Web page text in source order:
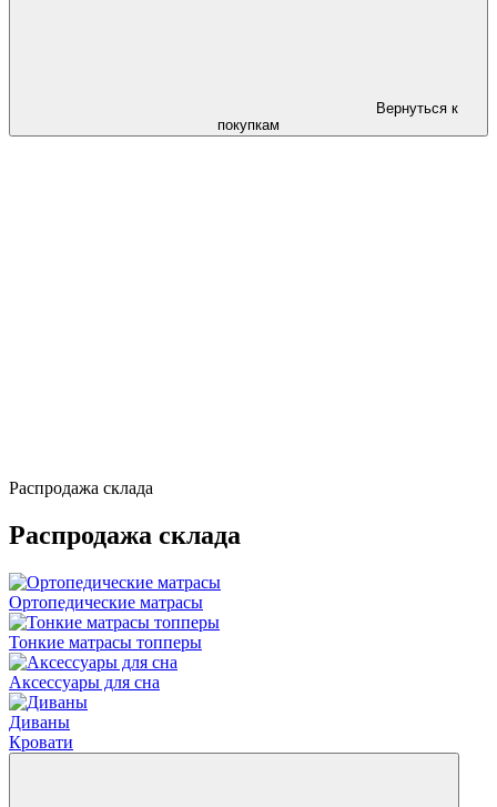
Вернуться к
покупкам
Распродажа склада
Распродажа склада
Ортопедические матрасы
Тонкие матрасы топперы
Аксессуары для сна
Диваны
Кровати